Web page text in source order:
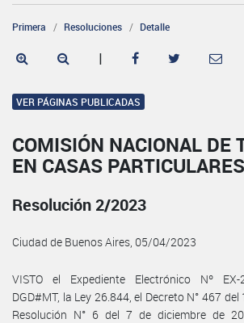
Primera Resoluciones Detalle
|
VER PÁGINAS PUBLICADAS
COMISIÓN NACIONAL DE
EN CASAS PARTICULARES
Resolución 2/2023
Ciudad de Buenos Aires, 05/04/2023
VISTO el Expediente Electrónico Nº EX-
DGD#MT, la Ley 26.844, el Decreto N° 467
Resolución N° 6 del 7 de diciembre de